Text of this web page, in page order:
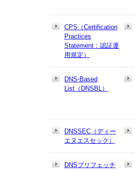
CPS（Certification
Practices
Statement：認証運
用規定）
DNS-Based
List（DNSBL）
DNSSEC（ディー
エヌエスセック）
DNSプリフェッチ